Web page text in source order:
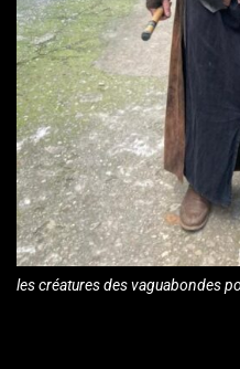
les créatures des vaguabondes